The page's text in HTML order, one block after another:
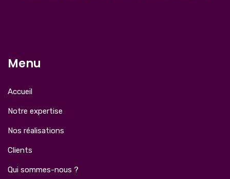
Menu
Accueil
Notre expertise
Nos réalisations
Clients
Qui sommes-nous ?